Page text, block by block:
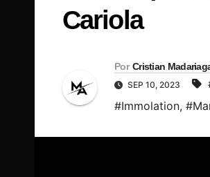
Cariola
Por Cristian
SEP 10, 2023
#Immolation,